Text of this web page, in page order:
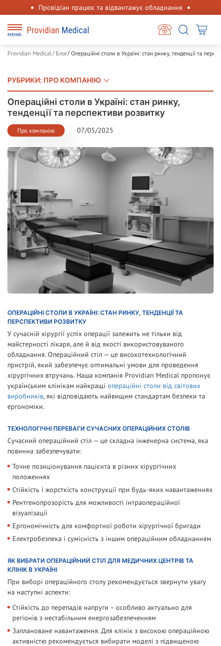
Провідіан працює та відвантажує обладнання
меню
Providian Medical Блог Операційні столи в Україні: стан ринку, тенденції та
РУБРИКИ: ПРО КОМПАНІЮ
Операційні столи в Україні: стан ринку,
тенденції та перспективи розвитку
Про компанію 07/05/2025
ОПЕРАЦІЙНІ СТОЛИ В УКРАЇНІ: СТАН РИНКУ, ТЕНДЕНЦІЇ ТА
ПЕРСПЕКТИВИ РОЗВИТКУ
У сучасній хірургії успіх операції залежить не тільки від
майстерності лікаря, але й від якості використовуваного
обладнання. Операційний стіл — це високотехнологічний
пристрій, який забезпечує оптимальні умови для проведення
хірургічних втручань. Наша компанія Providian Medical пропонує
українським клінікам найкращі операційні столи від світових
виробників, які відповідають найвищим стандартам безпеки та
ергономіки.
ТЕХНОЛОГІЧНІ ПЕРЕВАГИ СУЧАСНИХ ОПЕРАЦІЙНИХ СТОЛІВ
Сучасний операційний стіл — це складна інженерна система, яка
повинна забезпечувати:
Точне позиціонування пацієнта в різних хірургічних
положеннях
Стійкість і жорсткість конструкції при будь-яких навантаженнях
Рентгенопрозорість для можливості інтраопераційної
візуалізації
Ергономічність для комфортної роботи хірургічної бригади
Електробезпека і сумісність з іншим операційним обладнанням
ЯК ВИБРАТИ ОПЕРАЦІЙНИЙ СТІЛ ДЛЯ МЕДИЧНИХ ЦЕНТРІВ ТА
КЛІНІК В УКРАЇНІ
При виборі операційного столу рекомендується звернути увагу
на наступні аспекти:
Стійкість до перепадів напруги – особливо актуально для
регіонів з нестабільним енергозабезпеченням
Заплановане навантаження. Для клінік з високою операційною
активністю рекомендується вибирати моделі з підвищеною